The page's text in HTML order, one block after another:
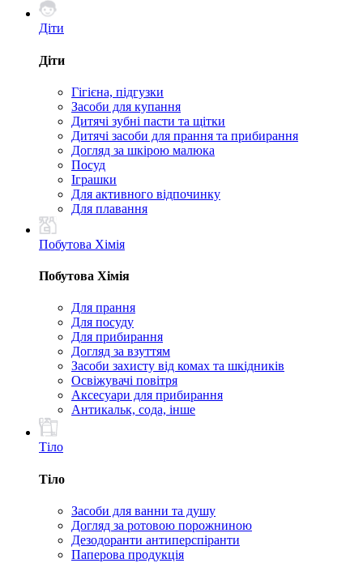
Діти
Діти
Гігієна, підгузки
Засоби для купання
Дитячі зубні пасти та щітки
Дитячі засоби для прання та прибирання
Догляд за шкірою малюка
Посуд
Іграшки
Для активного відпочинку
Для плавання
Побутова Хімія
Побутова Хімія
Для прання
Для посуду
Для прибирання
Догляд за взуттям
Засоби захисту від комах та шкідників
Освіжувачі повітря
Аксесуари для прибирання
Антикальк, сода, інше
Тіло
Тіло
Засоби для ванни та душу
Догляд за ротовою порожниною
Дезодоранти антиперспіранти
Паперова продукція